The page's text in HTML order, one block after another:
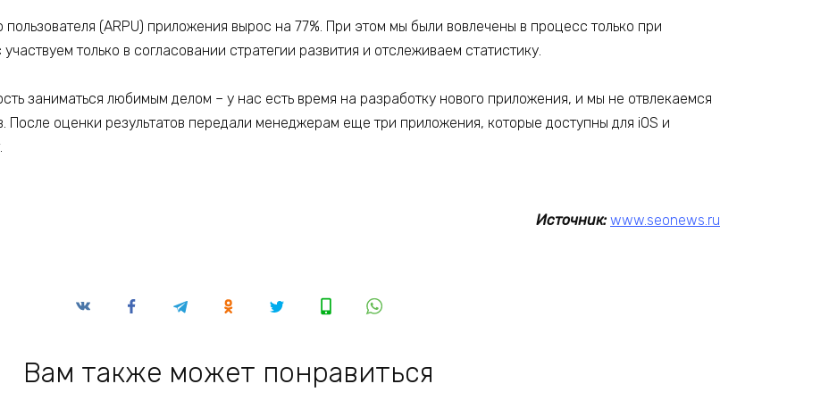
(ARPU) приложения вырос на 77%. При этом мы были вовлечены в процесс только при
только в согласовании стратегии развития и отслеживаем статистику.
заниматься любимым делом – у нас есть время на разработку нового приложения, и мы не отвлекаемся
После оценки результатов передали менеджерам еще три приложения, которые доступны для iOS и
Источник: www.seonews.ru
Вам также может понравиться